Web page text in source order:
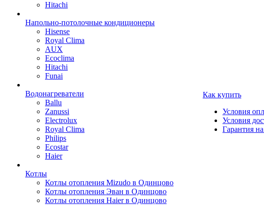
Hitachi
Напольно-потолочные кондиционеры
Hisense
Royal Clima
AUX
Ecoclima
Hitachi
Funai
Водонагреватели
Ballu
Zanussi
Electrolux
Royal Clima
Philips
Ecostar
Haier
Котлы
Котлы отопления Mizudo в Одинцово
Котлы отопления Эван в Одинцово
Котлы отопления Haier в Одинцово
Как купить
Условия
Условия
Гарантия